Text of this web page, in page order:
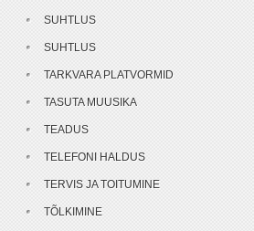
SUHTLUS
SUHTLUS
TARKVARA PLATVORMID
TASUTA MUUSIKA
TEADUS
TELEFONI HALDUS
TERVIS JA TOITUMINE
TÕLKIMINE